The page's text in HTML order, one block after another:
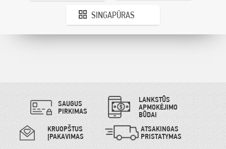
SINGAPŪRAS
SAUGUS
PIRKIMAS
LANKSTŪS
APMOKĖJIMO
BŪDAI
KRUOPŠTUS
ĮPAKAVIMAS
ATSAKINGAS
PRISTATYMAS